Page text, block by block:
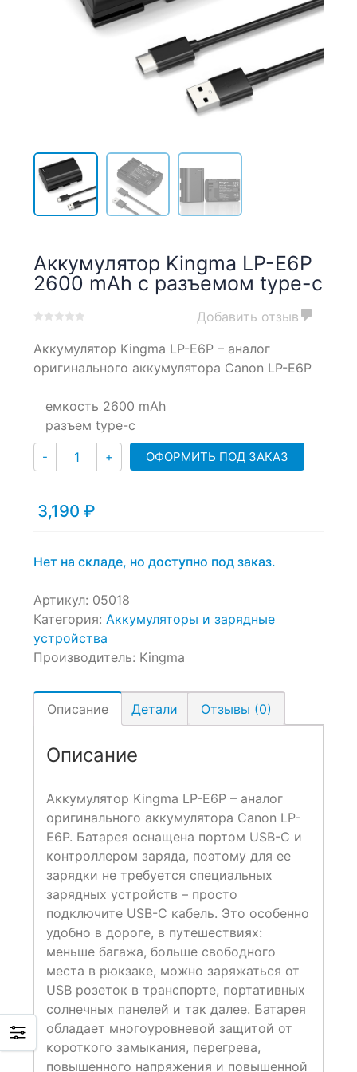
Аккумулятор Kingma LP-E6P
2600 mAh с разъемом type-c
out
based
customer
ratings
Добавить отзыв
Аккумулятор Kingma LP-E6P – аналог
оригинального аккумулятора Canon LP-E6P
емкость 2600 mAh
разъем type-c
- Количество
+ ОФОРМИТЬ ПОД ЗАКАЗ
3,190 ₽
Нет на складе, но доступно под заказ.
Артикул: 05018
Категория: Аккумуляторы и зарядные
устройства
Производитель: Kingma
Описание Детали Отзывы (0)
Описание
Аккумулятор Kingma LP-E6P – аналог
оригинального аккумулятора Canon LP-
E6P. Батарея оснащена портом USB-C и
контроллером заряда, поэтому для ее
зарядки не требуется специальных
зарядных устройств – просто
подключите USB-C кабель. Это особенно
удобно в дороге, в путешествиях:
меньше багажа, больше свободного
места в рюкзаке, можно заряжаться от
USB розеток в транспорте, портативных
солнечных панелей и так далее. Батарея
обладает многоуровневой защитой от
короткого замыкания, перегрева,
повышенного напряжения и повышенной